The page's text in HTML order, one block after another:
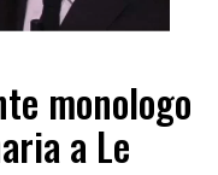
monologo
a Le